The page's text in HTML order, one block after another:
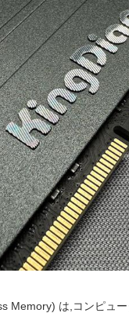
Memory) は,コンピュ